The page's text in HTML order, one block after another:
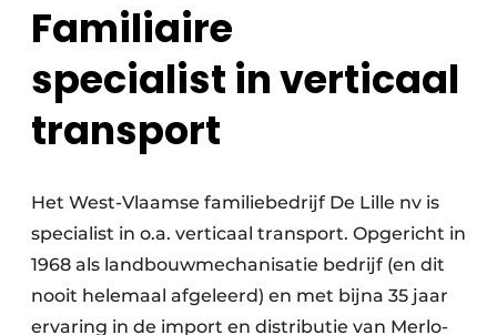
Familiaire
specialist in verticaal
transport
Het West-Vlaamse familiebedrijf De Lille nv is
specialist in o.a. verticaal transport. Opgericht in
1968 als landbouwmechanisatie bedrijf (en dit
nooit helemaal afgeleerd) en met bijna 35 jaar
ervaring in de import en distributie van Merlo-